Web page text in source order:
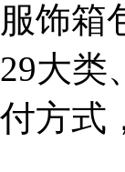
饰箱
大类
方式